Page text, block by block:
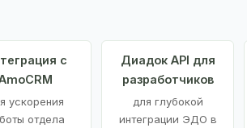
с
ускорения
отдела
Диадок API для
разработчиков
для глубокой
интеграции ЭДО в